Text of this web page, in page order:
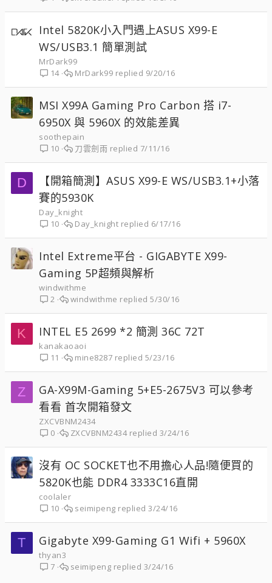
Intel 5820K小入門遇上ASUS X99-E
WS/USB3.1 簡單測試
MrDark99
14
9/20/16
MrDark99
MSI X99A Gaming Pro Carbon 搭 i7-
6950X 與 5960X 的效能差異
soothepain
10
7/11/16
刀雲劍雨
D
【開箱簡測】ASUS X99-E WS/USB3.1+小落
賽的5930K
Day_knight
10
6/17/16
Day_knight
Intel Extreme平台 - GIGABYTE X99-
Gaming 5P超頻與解析
windwithme
2
5/30/16
windwithme
K INTEL E5 2699 *2 簡測 36C 72T
kanakaoaoi
11
5/23/16
mine8287
Z
GA-X99M-Gaming 5+E5-2675V3 可以參考
看看 首次開箱發文
ZXCVBNM2434
0
3/24/16
ZXCVBNM2434
沒有 OC SOCKET也不用擔心人品!隨便買的
5820K也能 DDR4 3333C16直開
coolaler
10
3/24/16
seimipeng
T Gigabyte X99-Gaming G1 Wifi + 5960X
thyan3
7
3/24/16
seimipeng